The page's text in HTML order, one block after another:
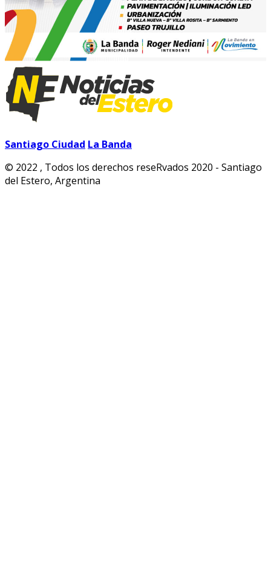
Santiago Ciudad La Banda
© 2022 , Todos los derechos reseRvados 2020 - Santiago
del Estero, Argentina